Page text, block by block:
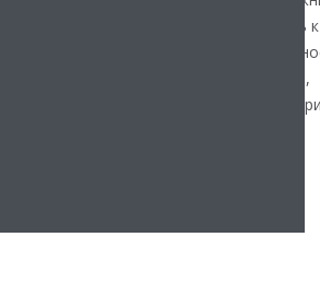
поможет вам встать на верный путь к
связи могут повысить
работы, а внешние (с поставщиками,
дистрибьюторами) — помочь вам